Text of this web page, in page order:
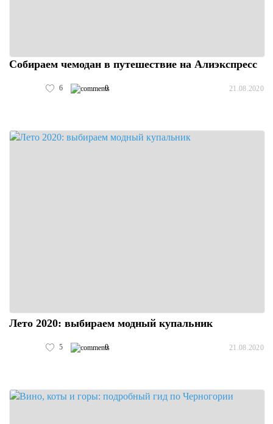
Собираем чемодан в путешествие на Алиэкспресс
6 0 21.08.2020
Лето 2020: выбираем модный купальник
5 0 21.08.2020